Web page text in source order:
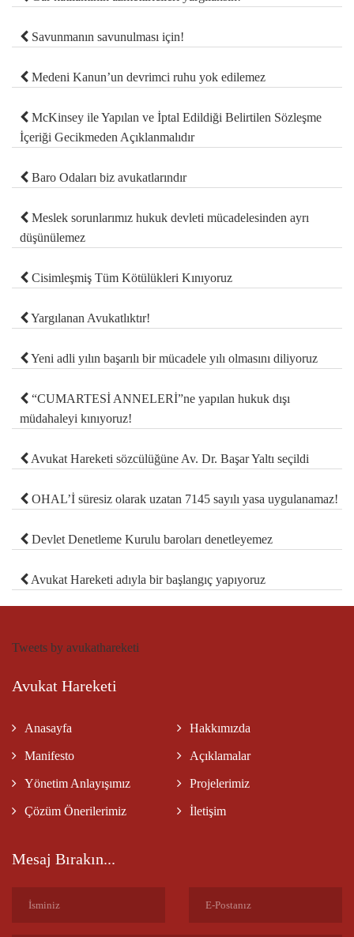
Savunmanın savunulması için!
Medeni Kanun’un devrimci ruhu yok edilemez
McKinsey ile Yapılan ve İptal Edildiği Belirtilen Sözleşme
İçeriği Gecikmeden Açıklanmalıdır
Baro Odaları biz avukatlarındır
Meslek sorunlarımız hukuk devleti mücadelesinden ayrı
düşünülemez
Cisimleşmiş Tüm Kötülükleri Kınıyoruz
Yargılanan Avukatlıktır!
Yeni adli yılın başarılı bir mücadele yılı olmasını diliyoruz
“CUMARTESİ ANNELERİ”ne yapılan hukuk dışı
müdahaleyi kınıyoruz!
Avukat Hareketi sözcülüğüne Av. Dr. Başar Yaltı seçildi
OHAL’İ süresiz olarak uzatan 7145 sayılı yasa uygulanamaz!
Devlet Denetleme Kurulu baroları denetleyemez
Avukat Hareketi adıyla bir başlangıç yapıyoruz
Tweets by avukathareketi
Avukat Hareketi
Anasayfa Hakkımızda
Manifesto Açıklamalar
Yönetim Anlayışımız Projelerimiz
Çözüm Önerilerimiz İletişim
Mesaj Bırakın...